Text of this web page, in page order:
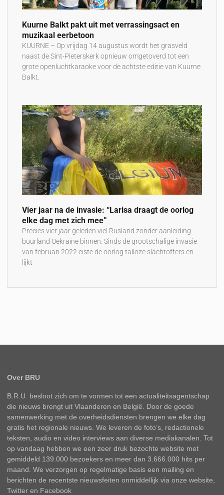
Kuurne Balkt pakt uit met verrassingsact en
muzikaal eerbetoon
KUURNE – Op vrijdag 14 augustus wordt het grasveld
naast de Sint-Pieterskerk opnieuw omgetoverd tot een
grote openluchtkaraoke voor de achtste editie van Kuurne
Balkt.
Vier jaar na de invasie: “Larisa draagt de oorlog
elke dag met zich mee”
Precies vier jaar geleden viel Rusland zonder aanleiding
buurland Oekraïne binnen. Sinds de grootschalige invasie
van februari 2022 eiste de oorlog talloze slachtoffers en
lijkt
Over BRU
B.R.U. besloot zich om te vormen tot een actualiteitsagentschap
die nieuws brengt uit Vlaanderen en België. Door de goede
samenwerking met de overheidsdiensten brengen we elke dag
gratis het regionale nieuws. We leveren de foto’s, redactionele
teksten, audio en video interviews aan diverse mediakanalen. Tot
op vandaag hebben we een zeer druk bezochte website met
gemiddeld 139.000 bezoekers en meer dan 3.666.000 hits per
maand. We verzorgen op regelmatige basis een mailing en
berichten de recentste nieuwsfeiten onmiddellijk via onze website,
Twitter en Facebook